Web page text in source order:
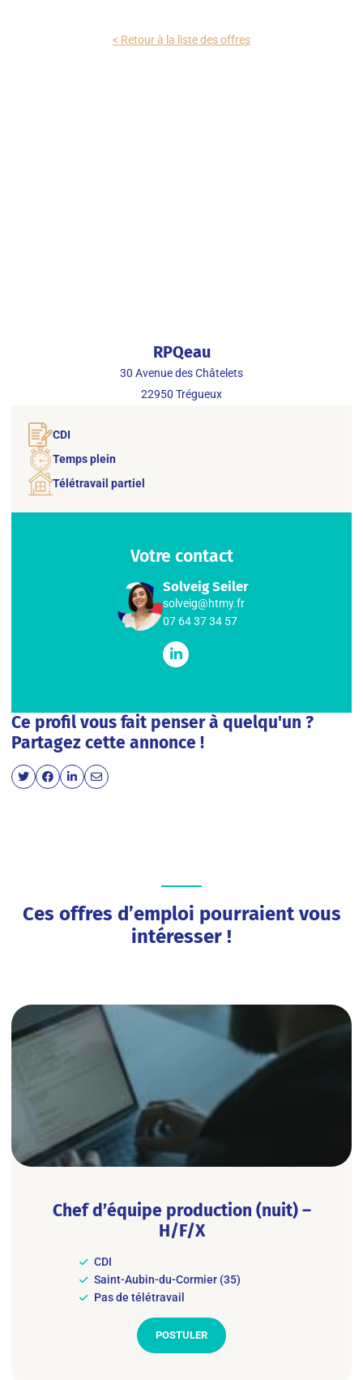
< Retour à la liste des offres
RPQeau
30 Avenue des Châtelets
22950 Trégueux
CDI
Temps plein
Télétravail partiel
Votre contact
Solveig Seiler
solveig@htmy.fr
07 64 37 34 57
Ce profil vous fait penser à quelqu'un ?
Partagez cette annonce !
Ces offres d’emploi pourraient vous
intéresser !
Chef d’équipe production (nuit) –
H/F/X
CDI
Saint-Aubin-du-Cormier (35)
Pas de télétravail
POSTULER